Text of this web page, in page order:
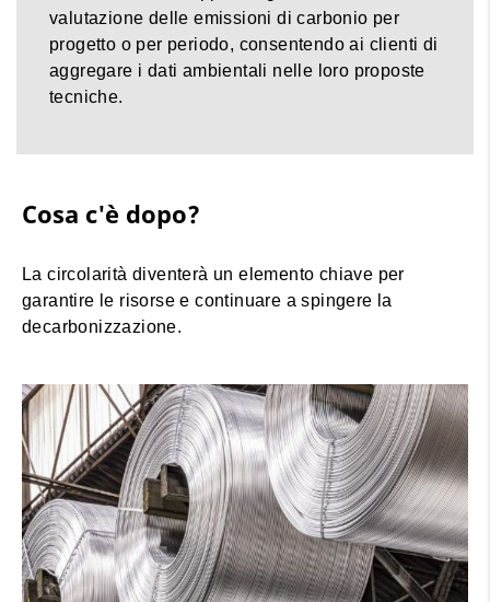
valutazione delle emissioni di carbonio per
progetto o per periodo, consentendo ai clienti di
aggregare i dati ambientali nelle loro proposte
tecniche.
Cosa c'è dopo?
La circolarità diventerà un elemento chiave per
garantire le risorse e continuare a spingere la
decarbonizzazione.